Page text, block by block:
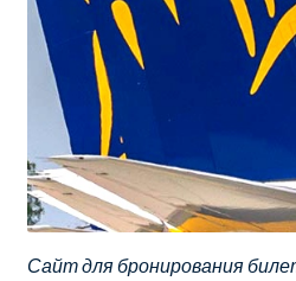
Ryanair ошибка в фамилии,
Ryanair пересадки
RYANAIR ПОДГОРИЦА,
Ryanair Польша
Сайт для бронирования